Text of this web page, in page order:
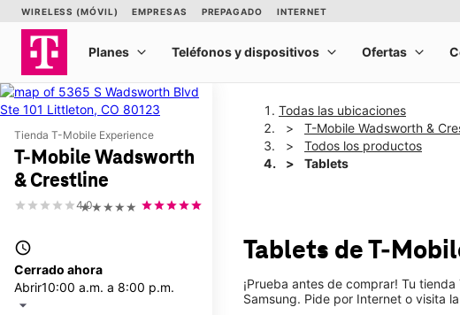
Tienda T-Mobile Experience
T-Mobile Wadsworth
& Crestline
★★★★★
4.0
access_time
Cerrado ahora
Abrir10:00 a.m. a 8:00 p.m.
arrow_drop_down
Todas las ubicaciones
T-Mobile Wadsworth &
Todos los productos
Tablets
Tablets de T-
¡Prueba antes de comprar! Tu
Samsung. Pide por Internet o visita